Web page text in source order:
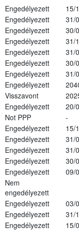
Engedélyezett
15/
Engedélyezett
31/
Engedélyezett
30/
Engedélyezett
31/
Engedélyezett
31/
Engedélyezett
30/
Engedélyezett
31/
Engedélyezett
Visszavont
Engedélyezett
20/
Not PPP
-
Engedélyezett
15/
Engedélyezett
31/
Engedélyezett
31/
Engedélyezett
30/
Engedélyezett
09/
Nem
engedélyezett
Engedélyezett
03/
Engedélyezett
31/
Engedélyezett
15/